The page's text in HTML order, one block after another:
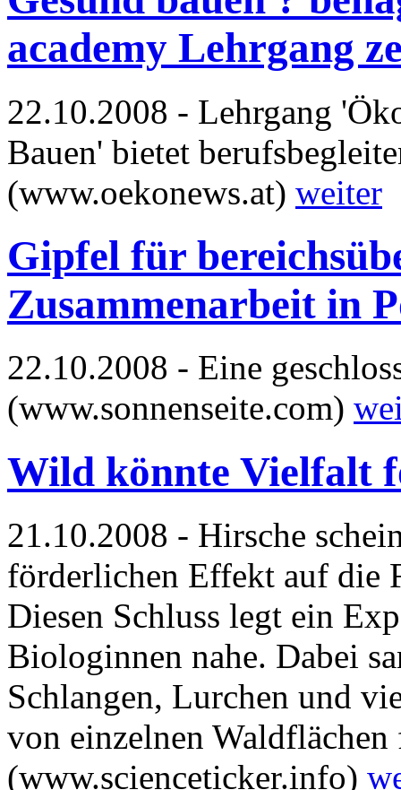
academy Lehrgang
22.10.2008 - Lehrgang
Bauen' bietet
(www.oekonews.at) weiter
Gipfel für
Zusammenarbeit in
22.10.2008 - Eine
(www.sonnenseite.com)
Wild könnte Vielfalt
21.10.2008 - Hirsche
förderlichen Effekt auf die
Diesen Schluss legt ein
Biologinnen nahe. Dabei
Schlangen, Lurchen und
von einzelnen
(www.scienceticker.info)